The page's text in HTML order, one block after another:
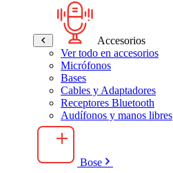
Accesorios
Ver todo en accesorios
Micrófonos
Bases
Cables y Adaptadores
Receptores Bluetooth
Audífonos y manos libres
Bose